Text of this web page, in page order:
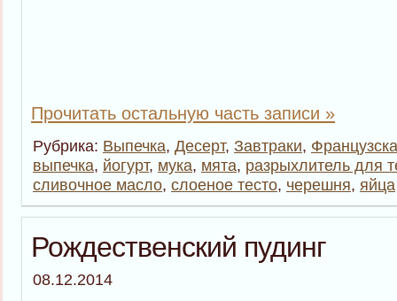
Прочитать остальную часть записи »
Рубрика: Выпечка, Десерт, Завтраки,
выпечка, йогурт, мука, мята, разрыхлитель для
сливочное масло, слоеное тесто, черешня, яйца
Рождественский пудинг
08.12.2014